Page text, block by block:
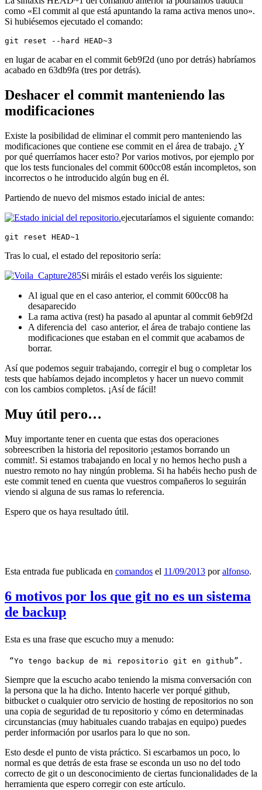
como «El commit al que está apuntando la rama activa menos uno».
Si hubiésemos ejecutado el comando:
git reset --hard HEAD~3
en lugar de acabar en el commit 6eb9f2d (uno por detrás) habríamos
acabado en 63db9fa (tres por detrás).
Deshacer el commit manteniendo las
modificaciones
Existe la posibilidad de eliminar el commit pero manteniendo las
modificaciones que contiene ese commit en el área de trabajo. ¿Y
por qué querríamos hacer esto? Por varios motivos, por ejemplo por
que los tests funcionales del commit 600cc08 están incompletos, son
incorrectos o he introducido algún bug en él.
Partiendo de nuevo del mismos estado inicial de antes:
ejecutaríamos el siguiente comando:
git reset HEAD~1
Tras lo cual, el estado del repositorio sería:
Si miráis el estado veréis los siguiente:
Al igual que en el caso anterior, el commit 600cc08 ha
desaparecido
La rama activa (rest) ha pasado al apuntar al commit 6eb9f2d
A diferencia del caso anterior, el área de trabajo contiene las
modificaciones que estaban en el commit que acabamos de
borrar.
Así que podemos seguir trabajando, corregir el bug o completar los
tests que habíamos dejado incompletos y hacer un nuevo commit
con los cambios completos. ¡Así de fácil!
Muy útil pero…
Muy importante tener en cuenta que estas dos operaciones
sobreescriben la historia del repositorio ¡estamos borrando un
commit!. Si estamos trabajando en local y no hemos hecho push a
nuestro remoto no hay ningún problema. Si ha habéis hecho push de
este commit tened en cuenta que vuestros compañeros lo seguirán
viendo si alguna de sus ramas lo referencia.
Espero que os haya resultado útil.
Esta entrada fue publicada en comandos el 11/09/2013 poralfonso.
6 motivos por los que git no es un sistema
de backup
Esta es una frase que escucho muy a menudo:
“Yo tengo backup de mi repositorio git en github”.
Siempre que la escucho acabo teniendo la misma conversación con
la persona que la ha dicho. Intento hacerle ver porqué github,
bitbucket o cualquier otro servicio de hosting de repositorios no son
una copia de seguridad de tu repositorio y cómo en determinadas
circunstancias (muy habituales cuando trabajas en equipo) puedes
perder información por usarlos para lo que no son.
Esto desde el punto de vista práctico. Si escarbamos un poco, lo
normal es que detrás de esta frase se esconda un uso no del todo
correcto de git o un desconocimiento de ciertas funcionalidades de la
herramienta que espero corregir con este artículo.